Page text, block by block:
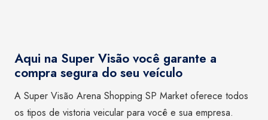
Aqui na Super Visão você garante a
compra segura do seu veículo
A Super Visão Arena Shopping SP Market oferece todos
os tipos de vistoria veicular para você e sua empresa.